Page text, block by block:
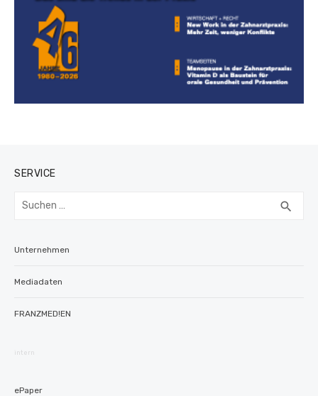
SERVICE
Suchen
search
Unternehmen
Mediadaten
FRANZMED!EN
intern
ePaper